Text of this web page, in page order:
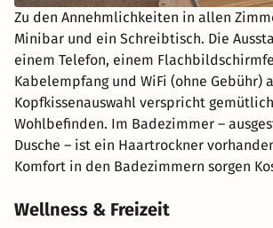
Zu den Annehmlichkeiten in allen
Minibar und ein Schreibtisch. Die
einem Telefon, einem
Kabelempfang und WiFi (ohne Gebühr)
Kopfkissenauswahl verspricht
Wohlbefinden. Im Badezimmer –
Dusche – ist ein Haartrockner
Komfort in den Badezimmern sorgen
Wellness & Freizeit